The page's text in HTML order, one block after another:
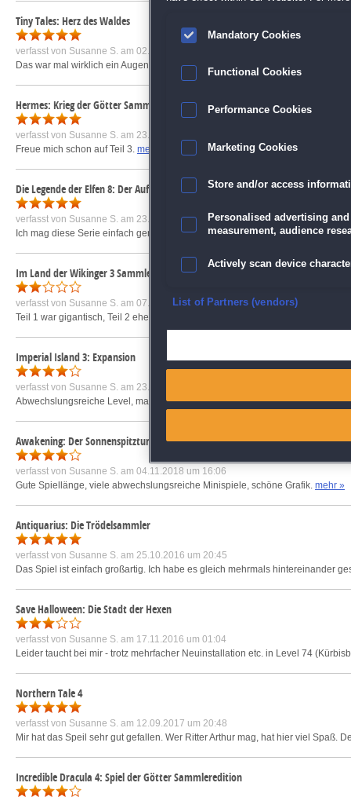
Tiny Tales: Herz des Waldes
verfasst von Susanne S. am 02.04.2018 um 23:38
Das war mal wirklich ein Augenschmaus und auch sonst: Einfach toll!
Hermes: Krieg der Götter Sammleredition
verfasst von Susanne S. am 23.02.2020 um 20:33
Freue mich schon auf Teil 3. mehr »
Die Legende der Elfen 8: Der Aufstand der Gremlins Sammleredition
verfasst von Susanne S. am 23.02.2020 um 20:32
Ich mag diese Serie einfach gern. Die Charaktere sind mir mittlerweile richtig
Im Land der Wikinger 3 Sammleredition
verfasst von Susanne S. am 07.02.2018 um 20:51
Teil 1 war gigantisch, Teil 2 eher Durchschnitt und Teil 3 konnte mich nach
Imperial Island 3: Expansion
verfasst von Susanne S. am 23.04.2020 um 20:45
Abwechslungsreiche Level, man kann lustige Verbesserungen bauen,
Awakening: Der Sonnenspitzturm
verfasst von Susanne S. am 04.11.2018 um 16:06
Gute Spiellänge, viele abwechslungsreiche Minispiele, schöne Grafik. mehr »
Antiquarius: Die Trödelsammler
verfasst von Susanne S. am 25.10.2016 um 20:45
Das Spiel ist einfach großartig. Ich habe es gleich mehrmals hintereinander
Save Halloween: Die Stadt der Hexen
verfasst von Susanne S. am 17.11.2016 um 01:04
Leider taucht bei mir - trotz mehrfacher Neuinstallation etc. in Level 74
Northern Tale 4
verfasst von Susanne S. am 12.09.2017 um 20:48
Mir hat das Speil sehr gut gefallen. Wer Ritter Arthur mag, hat hier viel Spaß.
Incredible Dracula 4: Spiel der Götter Sammleredition
Mandatory Cookies
Functional Cookies
Performance Cookies
Marketing Cookies
Store and/or access
Personalised advertising
measurement, audience
Actively scan device
Ensure security, prevent
Save and communicate
List of Partners (vendors)